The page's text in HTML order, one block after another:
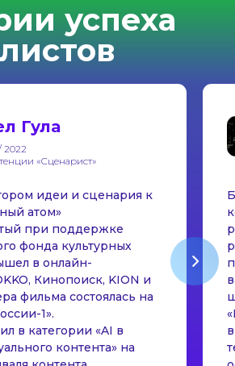
успеха
Гула
2022
«Сценарист»
идеи и сценария к
атом»
при поддержке
фонда культурных
в онлайн-
Кинопоиск, KION и
фильма состоялась на
1».
в категории «AI в
контента» на